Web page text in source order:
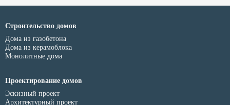
Строительство домов
Дома из газобетона
Дома из керамоблока
Монолитные дома
Проектирование домов
Эскизный проект
Архитектурный проект